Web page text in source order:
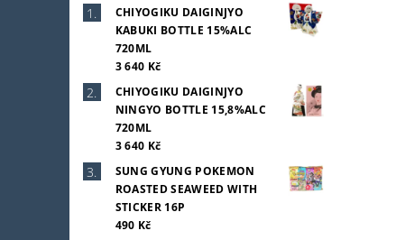
CHIYOGIKU DAIGINJYO
KABUKI BOTTLE 15%ALC
720ML
3 640 Kč
CHIYOGIKU DAIGINJYO
NINGYO BOTTLE 15,8%ALC
720ML
3 640 Kč
SUNG GYUNG POKEMON
ROASTED SEAWEED WITH
STICKER 16P
490 Kč